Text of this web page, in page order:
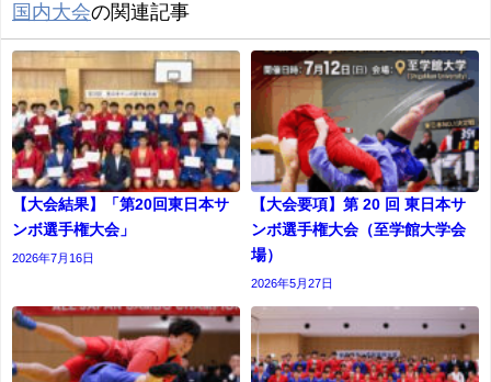
国内大会の関連記事
【大会結果】「第20回東日本サ
ンボ選手権大会」
2026年7月16日
【大会要項】第 20 回 東日本サ
ンボ選手権大会（至学館大学会
場）
2026年5月27日